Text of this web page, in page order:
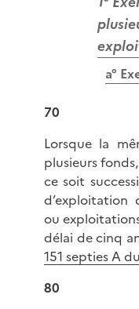
a°
70
Lorsque la
plusieurs
ce soit
d’exploitation
ou
délai de cinq
151 septies A
80